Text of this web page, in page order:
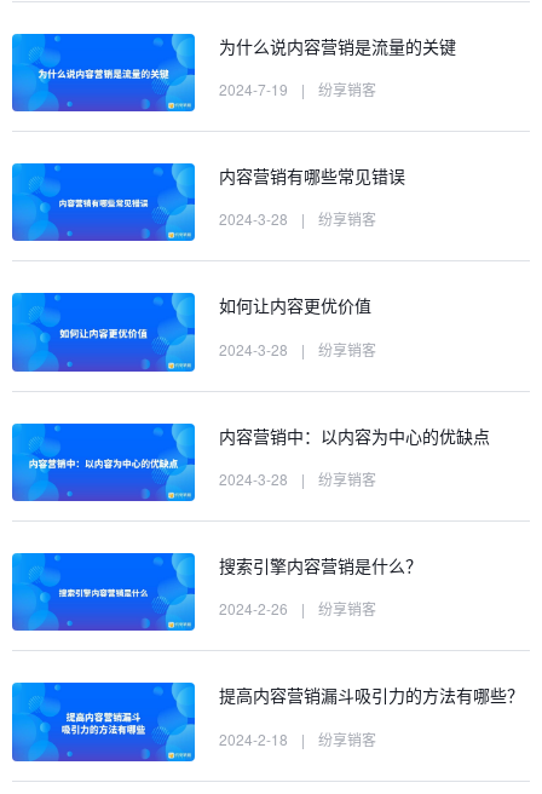
为什么说内容营销是流量的关键
2024-7-19 | 纷享销客
内容营销有哪些常见错误
2024-3-28 | 纷享销客
如何让内容更优价值
2024-3-28 | 纷享销客
内容营销中：以内容为中心的优缺点
2024-3-28 | 纷享销客
搜索引擎内容营销是什么？
2024-2-26 | 纷享销客
提高内容营销漏斗吸引力的方法有哪些？
2024-2-18 | 纷享销客